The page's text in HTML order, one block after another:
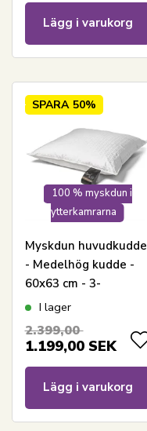
Lägg i varukorg
100 % myskdun i
ytterkamrarna
SPARA 50%
Myskdun huvudkudde
- Medelhög kudde -
60x63 cm - 3-
kammars dunkudde -
I lager
2.399,00
1.199,00 SEK
Lägg i varukorg